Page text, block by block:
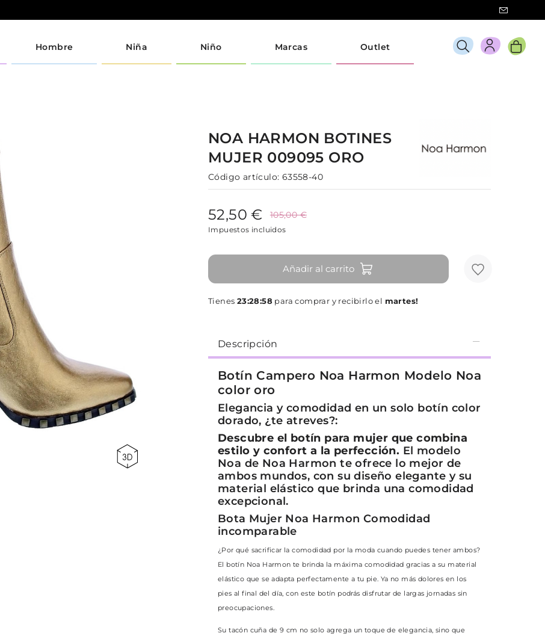
Hombre Niña Niño Marcas Outlet
NOA HARMON BOTINES
MUJER 009095 ORO
Código artículo: 63558-40
52,50 € 105,00 €
Impuestos incluidos
Añadir al carrito
Tienes 23:28:58 para comprar y recibirlo el martes!
Descripción
Botín Campero Noa Harmon Modelo Noa
color oro
Elegancia y comodidad en un solo botín color
dorado, ¿te atreves?:
Descubre el botín para mujer que combina
estilo y confort a la perfección. El modelo
Noa de Noa Harmon te ofrece lo mejor de
ambos mundos, con su diseño elegante y su
material elástico que brinda una comodidad
excepcional.
Bota Mujer Noa Harmon Comodidad
incomparable
¿Por qué sacrificar la comodidad por la moda cuando puedes tener ambos?
El botín Noa Harmon te brinda la máxima comodidad gracias a su material
elástico que se adapta perfectamente a tu pie. Ya no más dolores en los
pies al final del día, con este botín podrás disfrutar de largas jornadas sin
preocupaciones.
Su tacón cuña de 9 cm no solo agrega un toque de elegancia, sino que